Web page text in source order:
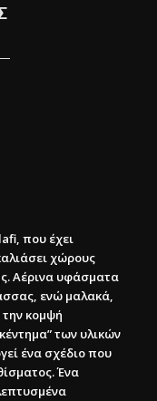
που έχει
χώρους
Αέρινα υφάσματα
ενώ μαλακά,
κομψή
των υλικών
ένα σχέδιο που
Ένα